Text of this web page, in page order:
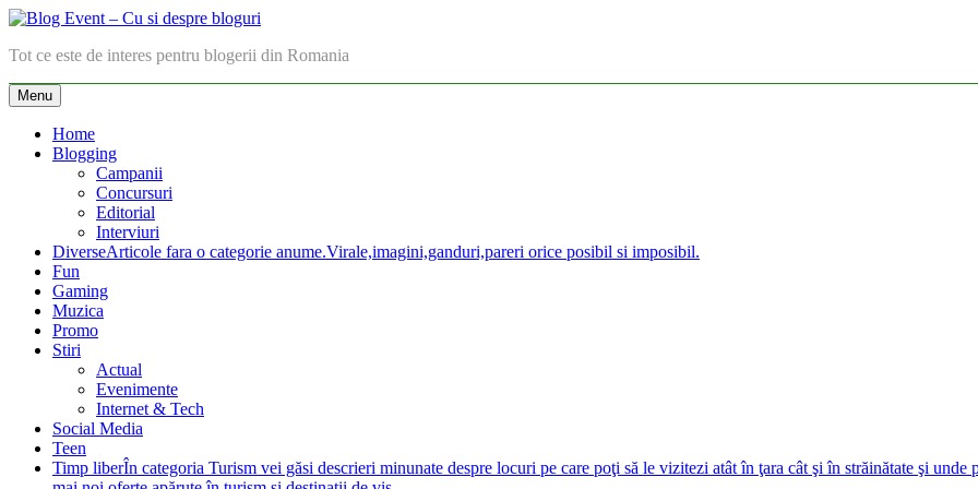
Skip
content
Blog Event – Cu si despre bloguri
Tot ce este de interes pentru blogerii din Romania
Menu
Home
Blogging
Campanii
Concursuri
Editorial
Interviuri
DiverseArticole fara o categorie anume.Virale,imagini,ganduri,pareri orice posibil si imposibil.
Fun
Gaming
Muzica
Promo
Stiri
Actual
Evenimente
Internet & Tech
Social Media
Teen
Timp liberÎn categoria Turism vei găsi descrieri minunate despre locuri pe care poţi să le vizitezi atât în ţara cât şi în străinătate şi